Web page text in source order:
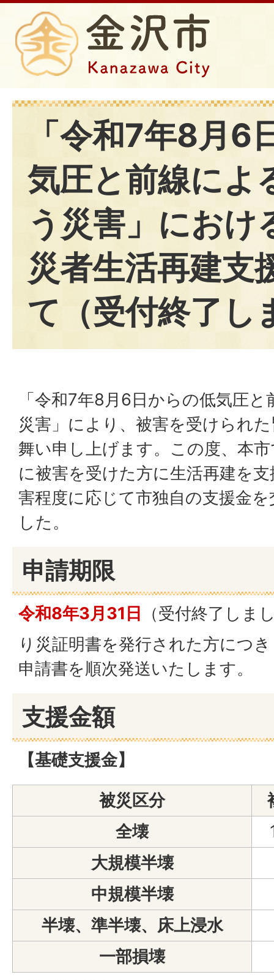
「令和7年8月6
気圧と前線によ
う災害」におけ
災者生活再建支
て（受付終了し
「令和7年8月6日からの低気圧
災害」により、被害を受けられ
舞い申し上げます。この度、本
に被害を受けた方に生活再建を
害程度に応じて市独自の支援金
した。
申請期限
令和8年3月31日 （受付終了しま
り災証明書を発行された方につ
申請書を順次発送いたします。
支援金額
【基礎支援金】
被災区分
全壊
大規模半壊
中規模半壊
半壊、準半壊、床上浸水
一部損壊